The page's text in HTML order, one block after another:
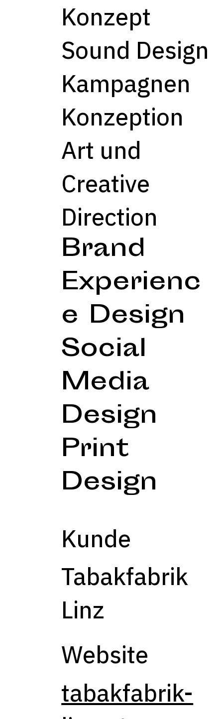
Konzept
Sound Design
Kampagnen
Konzeption
Art und
Creative
Direction
Brand
Experienc
e Design
Social
Media
Design
Print
Design
Kunde
Tabakfabrik
Linz
Website
tabakfabrik-